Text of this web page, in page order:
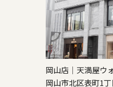
岡山店｜天満屋ウ
岡山市北区表町1